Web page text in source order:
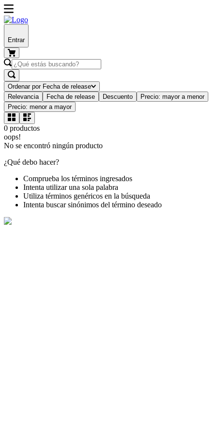
Entrar
Ordenar por Fecha de release
Relevancia
Fecha de release Descuento
Precio: mayor a menor
Precio: menor a mayor
0 productos
oops!
No se encontró ningún producto
¿Qué debo hacer?
Comprueba los términos ingresados
Intenta utilizar una sola palabra
Utiliza términos genéricos en la búsqueda
Intenta buscar sinónimos del término deseado